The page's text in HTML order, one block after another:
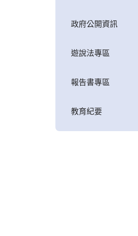
政府公開資訊
遊說法專區
報告書專區
教育紀要